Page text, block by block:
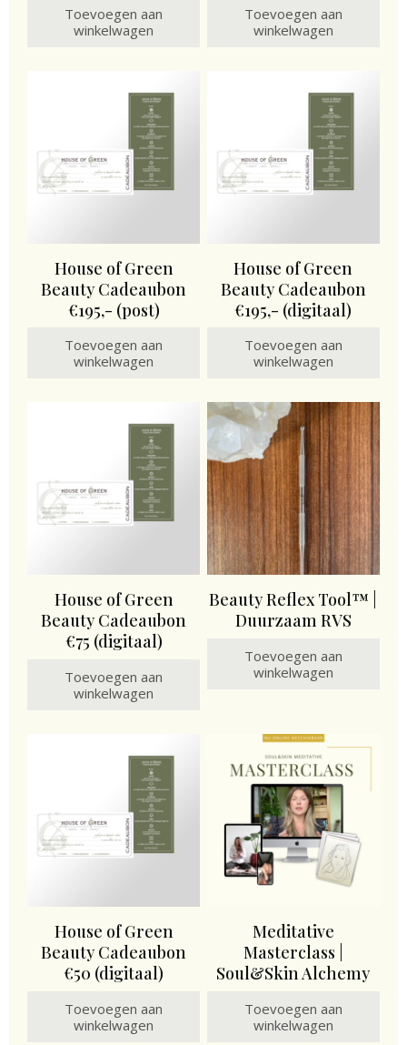
Toevoegen aan
winkelwagen
Toevoegen aan
winkelwagen
House of Green
Beauty Cadeaubon
€195,- (post)
Toevoegen aan
winkelwagen
House of Green
Beauty Cadeaubon
€195,- (digitaal)
Toevoegen aan
winkelwagen
House of Green
Beauty Cadeaubon
€75 (digitaal)
Toevoegen aan
winkelwagen
Beauty Reflex Tool™ |
Duurzaam RVS
Toevoegen aan
winkelwagen
House of Green
Beauty Cadeaubon
€50 (digitaal)
Toevoegen aan
winkelwagen
Meditative
Masterclass |
Soul&Skin Alchemy
Toevoegen aan
winkelwagen